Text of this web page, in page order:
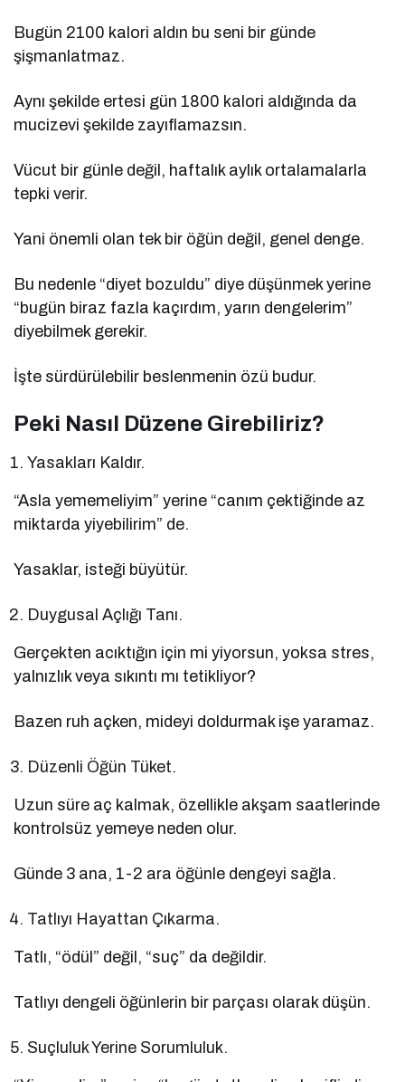
Bugün 2100 kalori aldın bu seni bir günde
şişmanlatmaz.
Aynı şekilde ertesi gün 1800 kalori aldığında da
mucizevi şekilde zayıflamazsın.
Vücut bir günle değil, haftalık aylık ortalamalarla
tepki verir.
Yani önemli olan tek bir öğün değil, genel denge.
Bu nedenle “diyet bozuldu” diye düşünmek yerine
“bugün biraz fazla kaçırdım, yarın dengelerim”
diyebilmek gerekir.
İşte sürdürülebilir beslenmenin özü budur.
Peki Nasıl Düzene Girebiliriz?
Yasakları Kaldır.
“Asla yememeliyim” yerine “canım çektiğinde az
miktarda yiyebilirim” de.
Yasaklar, isteği büyütür.
Duygusal Açlığı Tanı.
Gerçekten acıktığın için mi yiyorsun, yoksa stres,
yalnızlık veya sıkıntı mı tetikliyor?
Bazen ruh açken, mideyi doldurmak işe yaramaz.
Düzenli Öğün Tüket.
Uzun süre aç kalmak, özellikle akşam saatlerinde
kontrolsüz yemeye neden olur.
Günde 3 ana, 1-2 ara öğünle dengeyi sağla.
Tatlıyı Hayattan Çıkarma.
Tatlı, “ödül” değil, “suç” da değildir.
Tatlıyı dengeli öğünlerin bir parçası olarak düşün.
Suçluluk Yerine Sorumluluk.